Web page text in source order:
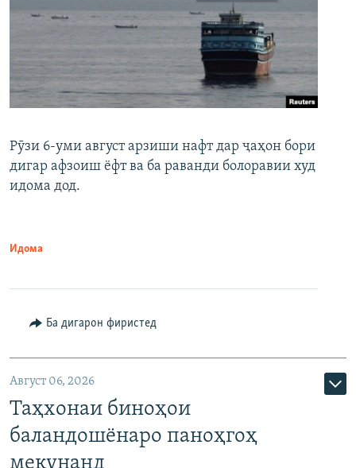
Рӯзи 6-уми август арзиши нафт дар ҷаҳон бори
дигар афзоиш ёфт ва ба раванди болоравии худ
идома дод.
Идома
Ба дигарон фиристед
Август 06, 2026
Таҳхонаи биноҳои
баландошёнаро паноҳгоҳ
мекунанд